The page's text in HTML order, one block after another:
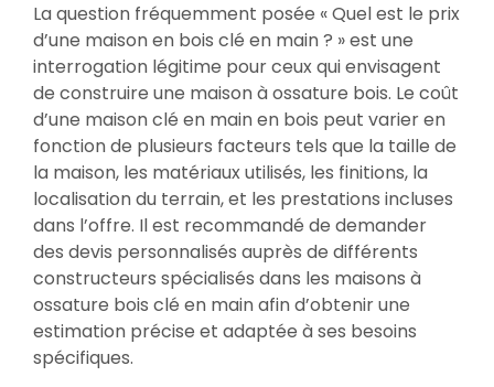
La question fréquemment posée « Quel est le prix
d’une maison en bois clé en main ? » est une
interrogation légitime pour ceux qui envisagent
de construire une maison à ossature bois. Le coût
d’une maison clé en main en bois peut varier en
fonction de plusieurs facteurs tels que la taille de
la maison, les matériaux utilisés, les finitions, la
localisation du terrain, et les prestations incluses
dans l’offre. Il est recommandé de demander
des devis personnalisés auprès de différents
constructeurs spécialisés dans les maisons à
ossature bois clé en main afin d’obtenir une
estimation précise et adaptée à ses besoins
spécifiques.